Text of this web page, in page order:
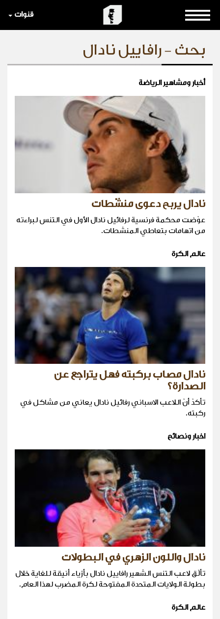
قنوات
بحث - رافاييل نادال
أخبار ومشاهير الرياضة
نادال يربح دعوى منشّطات
عوّضت محكمة فرنسية لرفائيل نادال الأول في التنس لبراءته
من اتهامات بتعاطي المنشطات.
عالم الكرة
نادال مصاب بركبته فهل يتراجع عن
الصدارة؟
تأكدّ أنّ اللاعب الاسباني رفائيل نادال يعاني من مشاكل في
ركبته.
اخبار ونصائح
نادال واللون الزهري في البطولات
تألّق لاعب التنس الشهير رافاييل نادال بأزياء أنيقة للغاية خلال
بطولة الولايات المتحدة المفتوحة لكرة المضرب لهذا العام.
عالم الكرة